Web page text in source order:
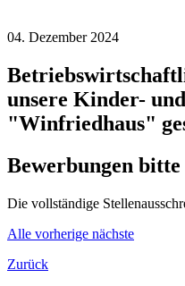
04. Dezember 2024
unsere Kinder-
"Winfriedhaus"
Bewerbungen bitte
Die vollständige
Alle vorherige nächste
Zurück